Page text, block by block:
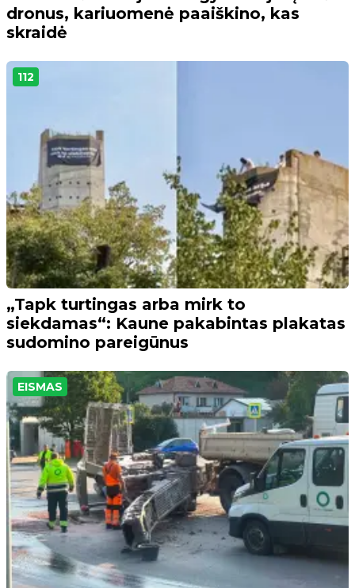
dronus, kariuomenė paaiškino, kas
skraidė
112
„Tapk turtingas arba mirk to
siekdamas“: Kaune pakabintas plakatas
sudomino pareigūnus
EISMAS